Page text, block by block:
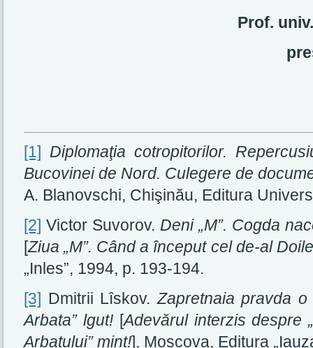
Prof.
[1] Diplomaţia cotropitorilor.
Bucovinei de Nord. Culegere de
A. Blanovschi, Chişinău, Editura
[2] Victor Suvorov. Deni „M”. Cogda
[Ziua „M”. Când a început cel de-al
„Inles”, 1994, p. 193-194.
[3] Dmitrii Lîskov. Zapretnaia pravda o
Arbata” lgut![Adevărul interzis despre
Arbatului” mint!], Moscova, Editura